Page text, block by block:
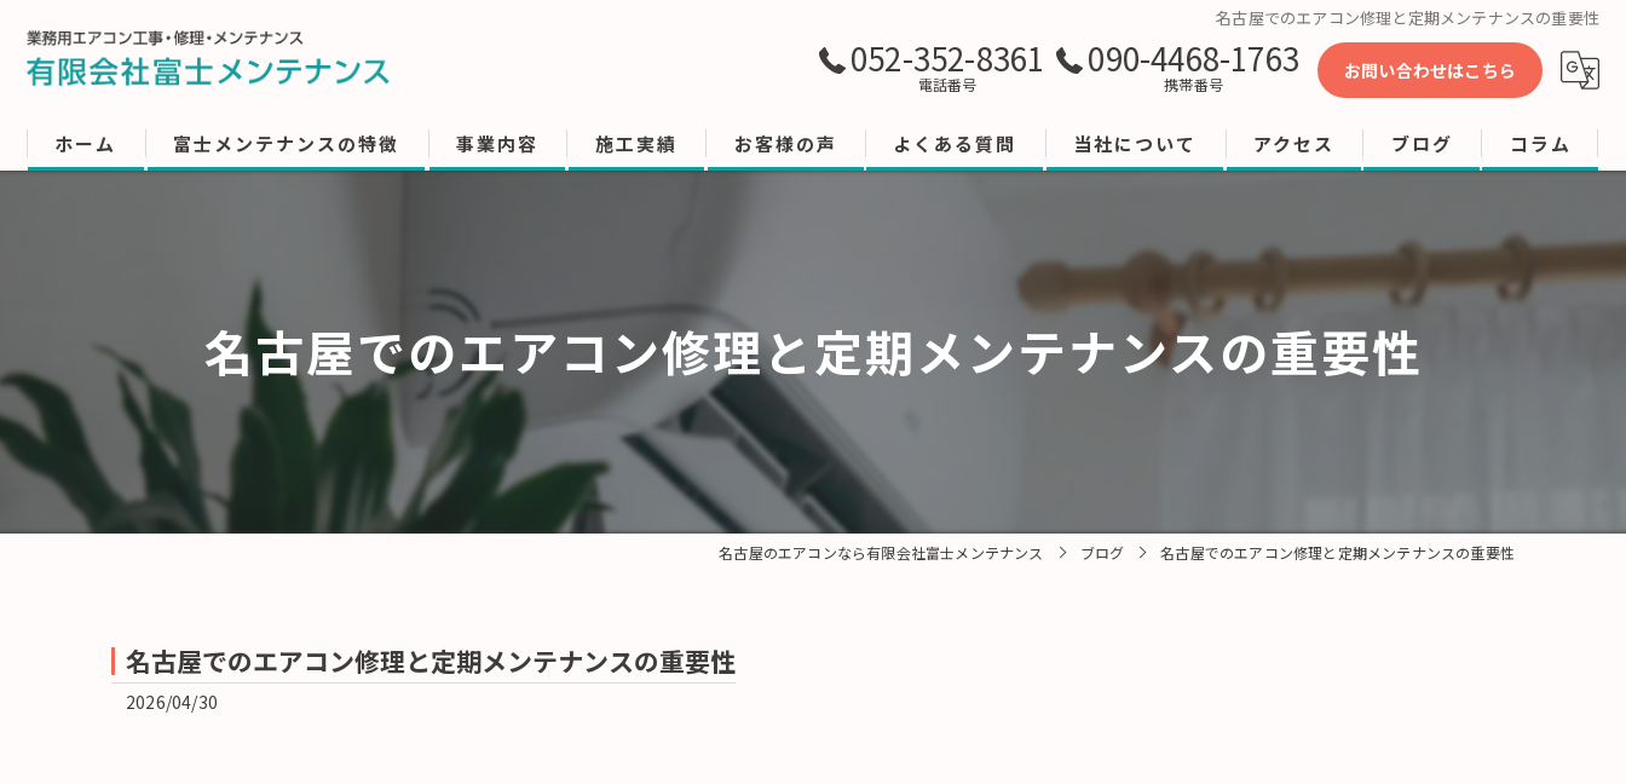
名古屋でのエアコン修理と定期メンテナンスの重要性
052-352-8361
電話番号
090-4468-1763
携帯番号
お問い合わせはこちら
ホーム 富士メンテナンスの特徴 事業内容 施工実績 お客様の声 よくある質問 当社について
店舗
アクセス ブログ コラム
名古屋でのエアコン修理と定期メンテナンスの重要性
名古屋のエアコンなら有限会社富士メンテナンス ブログ 名古屋でのエアコン修理と定期メンテナンスの重要性
名古屋でのエアコン修理と定期メンテナンスの重要性
2026/04/30